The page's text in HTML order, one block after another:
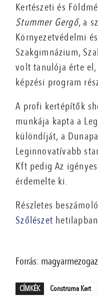
Kertészeti és
Stummer Gergő, a
Környezetvédelmi
Szakgimnázium,
volt tanulója érte
képzési program
A profi kertépítők
munkája kapta a
különdíját, a
Leginnovatívabb
Kft pedig Az
érdemelte ki.
Részletes
Szőlészet
Forrás:
CÍMKÉK Construma Kert